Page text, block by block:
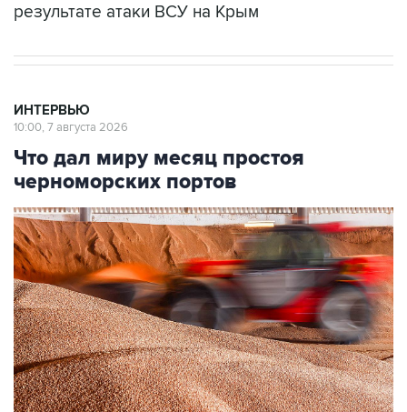
результате атаки ВСУ на Крым
ИНТЕРВЬЮ
10:00, 7 августа 2026
Что дал миру месяц простоя
черноморских портов